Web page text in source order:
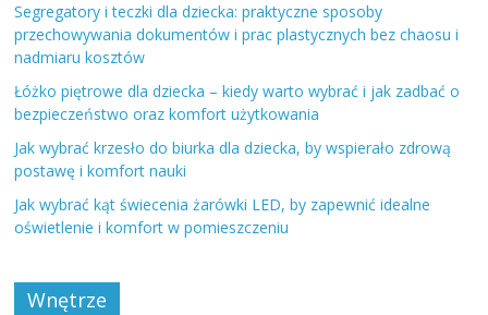
Segregatory i teczki dla dziecka: praktyczne sposoby
przechowywania dokumentów i prac plastycznych bez chaosu i
nadmiaru kosztów
Łóżko piętrowe dla dziecka – kiedy warto wybrać i jak zadbać o
bezpieczeństwo oraz komfort użytkowania
Jak wybrać krzesło do biurka dla dziecka, by wspierało zdrową
postawę i komfort nauki
Jak wybrać kąt świecenia żarówki LED, by zapewnić idealne
oświetlenie i komfort w pomieszczeniu
Wnętrze